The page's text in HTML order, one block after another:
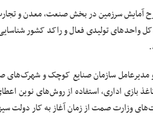
آمایش سرزمین در بخش صنعت، معدن و
سازمان صنایع کوچک و شهرک‌های
بازی اداری، استفاده از روش‌های نوین
وزارت صمت از زمان آغاز به کار دولت